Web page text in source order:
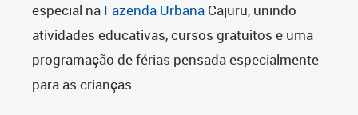
especial na Fazenda Urbana Cajuru, unindo
atividades educativas, cursos gratuitos e uma
programação de férias pensada especialmente
para as crianças.